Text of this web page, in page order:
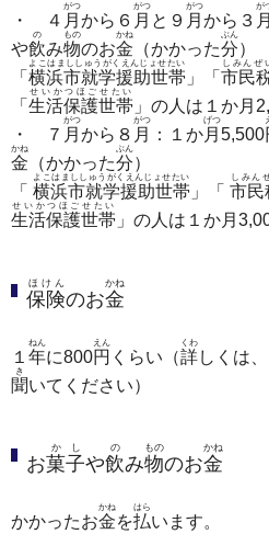
・ ４ 月
がつ
から６ 月
がつ
と９ 月
がつ
から３ 月
が
や飲
の
み物
もの
のお金
かね
（かかった分
ぶん
）
「 横浜市就学援助世帯
よこはまししゅうがくえんじょせたい
」「 市民
しみんぜ
「 生活保護世帯
せいかつほごせたい
」の人は１か月
・ ７ 月
がつ
から８ 月
がつ
：１か月
げつ
5,500
金
かね
（かかった分
ぶん
）
「 横浜市就学援助世帯
よこはまししゅうがくえんじょせたい
」「 市民
しみん
生活保護世帯
せいかつほごせたい
」の人は１か月
保険
ほけん
のお金
かね
１ 年
ねん
に800円
えん
くらい（詳
くわ
しくは、
聞
き
いてください）
お菓子
かし
や飲
の
み物
もの
のお金
かね
かかったお金
かね
を払
はら
います。